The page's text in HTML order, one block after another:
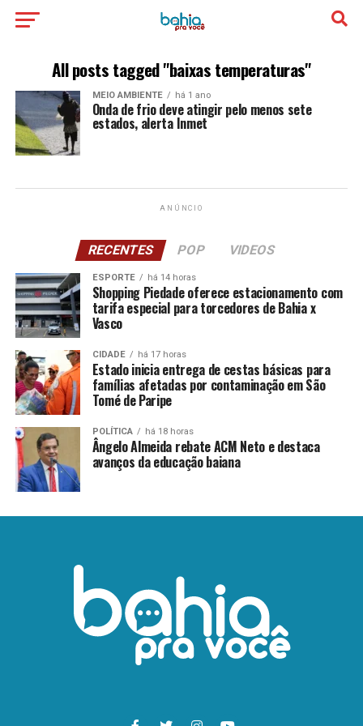
All posts tagged "baixas temperaturas"
MEIO AMBIENTE há 1 ano
Onda de frio deve atingir pelo menos sete
estados, alerta Inmet
ANÚNCIO
RECENTES POP VIDEOS
ESPORTE há 14 horas
Shopping Piedade oferece estacionamento com
tarifa especial para torcedores de Bahia x
Vasco
CIDADE há 17 horas
Estado inicia entrega de cestas básicas para
famílias afetadas por contaminação em São
Tomé de Paripe
POLÍTICA há 18 horas
Ângelo Almeida rebate ACM Neto e destaca
avanços da educação baiana